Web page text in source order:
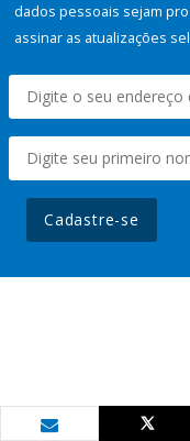
dados pessoais sejam
assinar as atualizações
Cadastre-se